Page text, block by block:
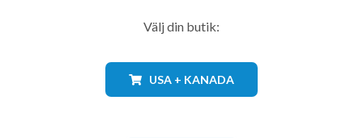
Välj din butik:
USA + KANADA